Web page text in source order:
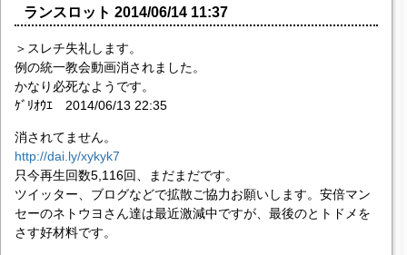
ランスロット 2014/06/14 11:37
＞スレチ失礼します。
例の統一教会動画消されました。
かなり必死なようです。
ｹﾞﾘｵｳｴ 2014/06/13 22:35
消されてません。
http://dai.ly/xykyk7
只今再生回数5,116回、まだまだです。
ツイッター、ブログなどで拡散ご協力お願いします。安倍マン
セーのネトウヨさん達は最近激減中ですが、最後のとトドメを
さす好材料です。